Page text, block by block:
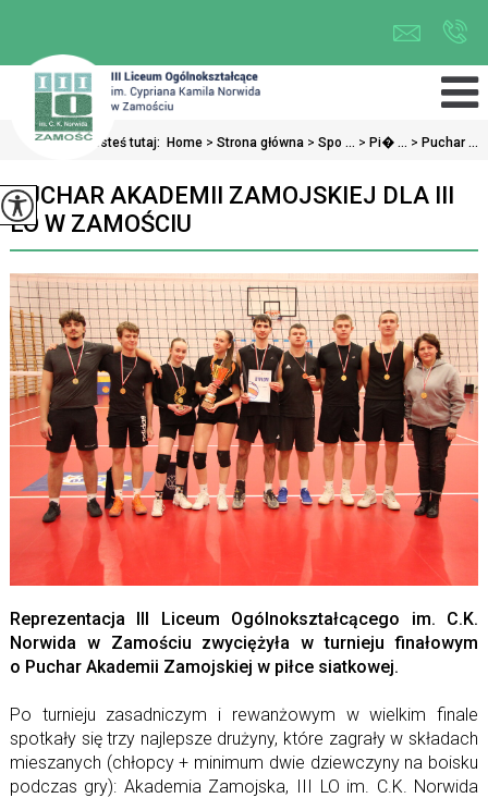
Jesteś tutaj: Home > Strona główna > Spo ... > Pi� ... > Puchar ...
PUCHAR AKADEMII ZAMOJSKIEJ DLA III
LO W ZAMOŚCIU
Reprezentacja III Liceum Ogólnokształcącego im. C.K.
Norwida w Zamościu zwyciężyła w turnieju finałowym
o Puchar Akademii Zamojskiej w piłce siatkowej.
Po turnieju zasadniczym i rewanżowym w wielkim finale
spotkały się trzy najlepsze drużyny, które zagrały w składach
mieszanych (chłopcy + minimum dwie dziewczyny na boisku
podczas gry): Akademia Zamojska, III LO im. C.K. Norwida